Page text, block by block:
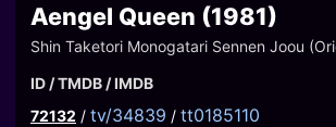
Aengel Queen (1981)
Shin Taketori Monogatari Sennen Joou
ID / TMDB / IMDB
72132 / tv/34839 / tt0185110